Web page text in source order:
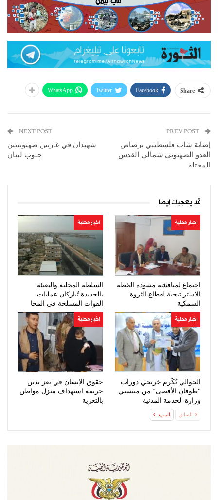
Share
Facebook
Twitter
WhatsApp
إصابة شاب فلسطيني برصاص
العدو الصهيوني شمالي القدس
المحتلة
NEXT POST
شهيدان في غارتين صهيونيتين
جنوب لبنان
قد يعجبك ايضا
اخبار محلية
اجتماع لمناقشة مسودة الخطة
الاستراتيجية لقطاع الثروة
السمكية
اخبار محلية
السلطة المحلية والتعبئة
بالحديدة تُباركان عمليات
القوات المسلحة في المخا
اخبار محلية
الحوالي يُكّرم خريجي دورات
“طوفان الأقصى” من منتسبي
وزارة الخدمة المدنية
اخبار محلية
حقوق الإنسان في تعز يدين
جريمة استهداف منزل مواطن
بالتعزية
السابق المزيد